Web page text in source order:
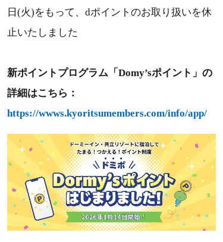
日(火)をもって、dポイントのお取り扱いを休
止いたしました
新ポイントプログラム「Domy’sポイント」の
詳細はこちら：
https://wwws.kyoritsumembers.com/info/app/